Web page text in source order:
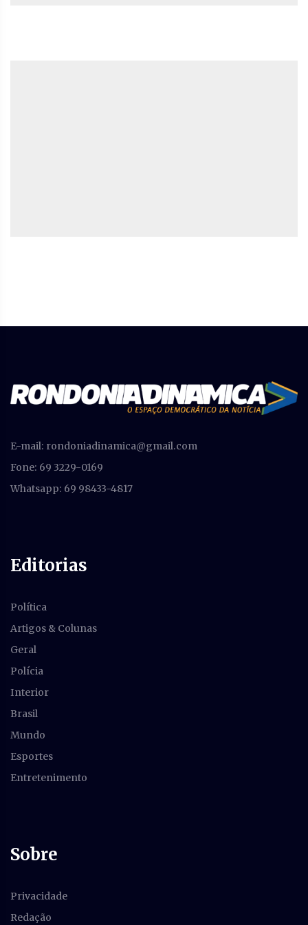
E-mail: rondoniadinamica@gmail.com
Fone: 69 3229-0169
Whatsapp: 69 98433-4817
Editorias
Política
Artigos & Colunas
Geral
Polícia
Interior
Brasil
Mundo
Esportes
Entretenimento
Sobre
Privacidade
Redação